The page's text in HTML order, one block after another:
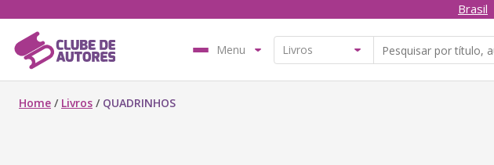
Brasil
Menu
Home / Livros / QUADRINHOS